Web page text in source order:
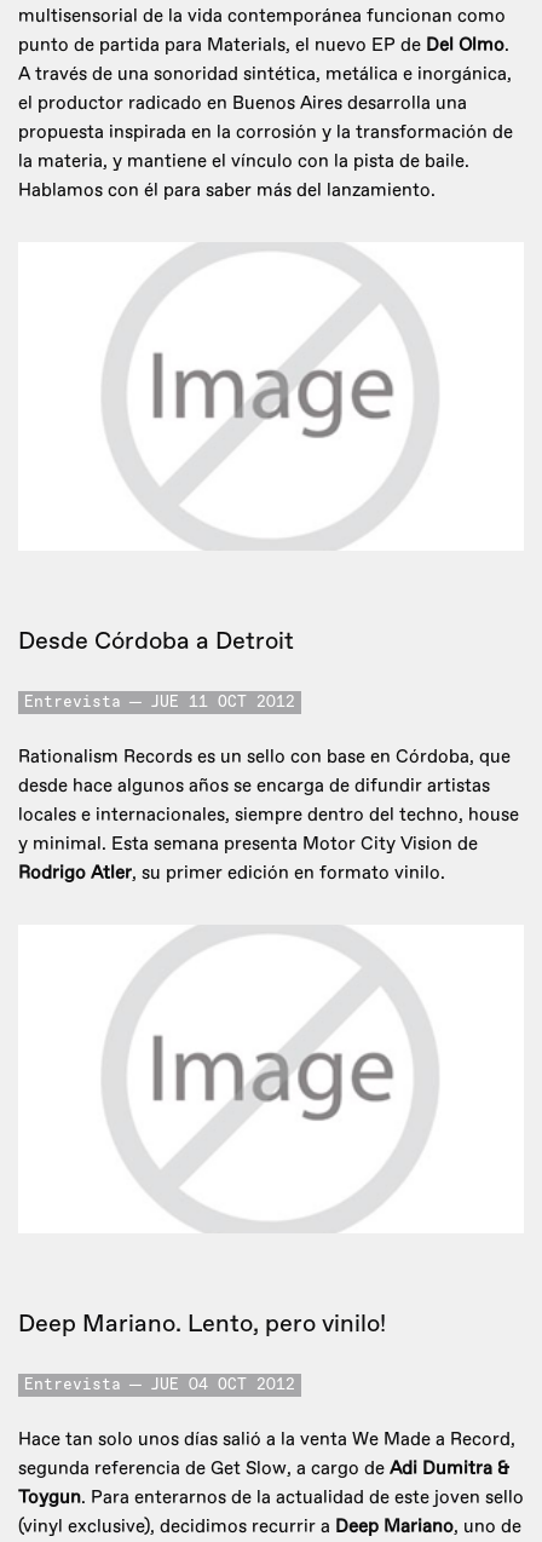
multisensorial de la vida contemporánea funcionan como
punto de partida para Materials, el nuevo EP de Del Olmo.
A través de una sonoridad sintética, metálica e inorgánica,
el productor radicado en Buenos Aires desarrolla una
propuesta inspirada en la corrosión y la transformación de
la materia, y mantiene el vínculo con la pista de baile.
Hablamos con él para saber más del lanzamiento.
Desde Córdoba a Detroit
Entrevista JUE 11 OCT 2012
Rationalism Records es un sello con base en Córdoba, que
desde hace algunos años se encarga de difundir artistas
locales e internacionales, siempre dentro del techno, house
y minimal. Esta semana presenta Motor City Vision de
Rodrigo Atler, su primer edición en formato vinilo.
Deep Mariano. Lento, pero vinilo!
Entrevista JUE 04 OCT 2012
Hace tan solo unos días salió a la venta We Made a Record,
segunda referencia de Get Slow, a cargo de Adi Dumitra &
Toygun. Para enterarnos de la actualidad de este joven sello
(vinyl exclusive), decidimos recurrir a Deep Mariano, uno de